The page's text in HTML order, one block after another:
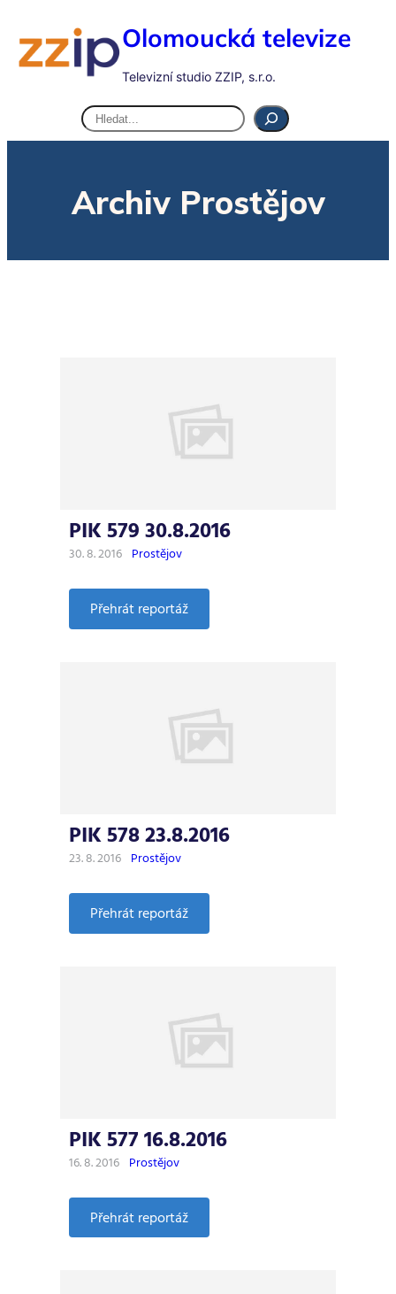
Olomoucká televize
Televizní studio ZZIP, s.r.o.
Hledat
Archiv Prostějov
PIK 579 30.8.2016
30. 8. 2016 Prostějov
Přehrát reportáž:
PIK
PIK 578 23.8.2016
23. 8. 2016 Prostějov
Přehrát reportáž:
PIK
PIK 577 16.8.2016
16. 8. 2016 Prostějov
Přehrát reportáž:
PIK